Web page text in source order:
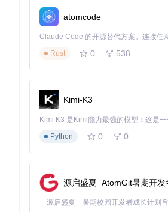
📌关键设置验证
运行powercfg /batteryreport
使用任务管理器监控CPU频率，应
游戏中通过Ctrl+Shift+Esc
创作设计场景：性能与稳定性的精准
视频剪辑和3D渲染等创作任务对硬
扇策略，可使渲染效率提升25%，同
夜间使用场景：护眼与节能的双重优
夜间使用笔记本时，屏幕蓝光和高
染，配合暗色主题使用，使夜间工作
atomcode
Rust
0 538
Kimi-K3
Python
0 0
源启盛夏_AtomGit暑期开发